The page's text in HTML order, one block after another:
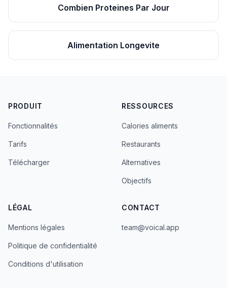
Combien Proteines Par Jour
Alimentation Longevite
PRODUIT
Fonctionnalités
Tarifs
Télécharger
RESSOURCES
Calories aliments
Restaurants
Alternatives
Objectifs
LÉGAL
Mentions légales
Politique de confidentialité
Conditions d'utilisation
CONTACT
team@voical.app